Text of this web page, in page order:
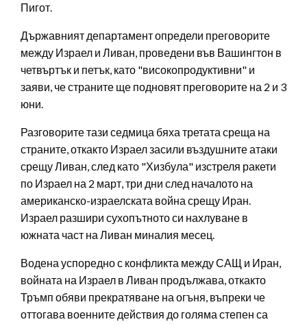
Пигот.
Държавният департамент определи преговорите
между Израел и Ливан, проведени във Вашингтон в
четвъртък и петък, като "високопродуктивни" и
заяви, че страните ще подновят преговорите на 2 и 3
юни.
Разговорите тази седмица бяха третата среща на
страните, откакто Израел засили въздушните атаки
срещу Ливан, след като "Хизбула" изстреля ракети
по Израел на 2 март, три дни след началото на
американско-израелската война срещу Иран.
Израел разшири сухопътното си нахлуване в
южната част на Ливан миналия месец.
Водена успоредно с конфликта между САЩ и Иран,
войната на Израел в Ливан продължава, откакто
Тръмп обяви прекратяване на огъня, въпреки че
оттогава военните действия до голяма степен са